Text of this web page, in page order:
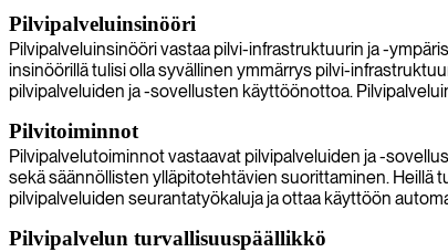
Pilvipalveluinsinööri
Pilvipalveluinsinööri vastaa pilvi-infrastruktuurin ja -
insinöörillä tulisi olla syvällinen ymmärrys pilvi-
pilvipalveluiden ja -sovellusten käyttöönottoa.
Pilvitoiminnot
Pilvipalvelutoiminnot vastaavat pilvipalveluiden ja -
sekä säännöllisten ylläpitotehtävien suorittaminen. Heillä
pilvipalveluiden seurantatyökaluja ja ottaa käyttöön
Pilvipalvelun turvallisuuspäällikkö